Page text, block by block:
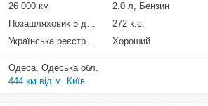
26 000 км 2.0 л, Бензин
Позашляховик 5 дверей
272 к.с.
Українська реєстрація
Хороший
Одеса, Одеська обл.
444 км від м. Київ